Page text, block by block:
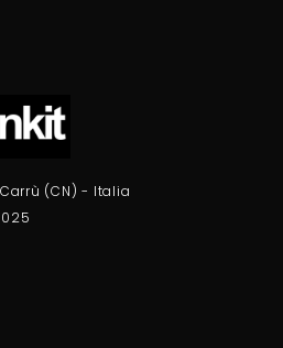
(CN) - Italia